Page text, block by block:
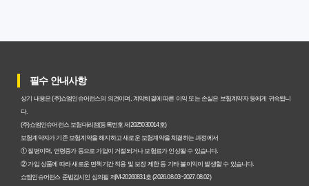
갱신형 암보험과 비갱신형, 어떤 차이가 있을까? 내게 맞는
암보험비갱신형, 평생 고정 보험료의 숨겨진 가치와 현명한
선택 기준
암보험 비갱신형, 왜 지금 선택해야 할까요? 미래 보험료 걱
정 끝내는 방법
필수 안내사항
상기 내용은 (주)쇼엠인슈어런스의 의견이며, 계약체결에 따른 이익 또는 손실은 보험계약자 등에게 귀속됩니
다.
(주)쇼엠인슈어런스 보험대리점(등록번호 제2025030014호)
보험계약자가 기존 보험계약을 해지하고 새로운 보험계약을 체결하는 과정에서
① 질병이력, 연령증가 등으로 가입이 거절되거나 보험료가 인상될 수 있습니다.
② 가입 상품에 따라 새로운 면책기간 적용 및 보장 제한 등 기타 불이익이 발생할 수 있습니다.
쇼엠인슈어런스 준법감시인 심의필 제M-20260831호 (2026.08.03~2027.08.02)